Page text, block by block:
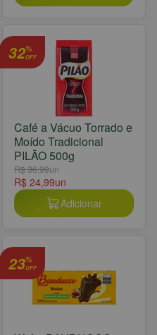
32%
OFF
Café a Vácuo Torrado e
Moído Tradicional
PILÃO 500g
R$ 36,99un
R$ 24,99un
Adicionar
23%
OFF